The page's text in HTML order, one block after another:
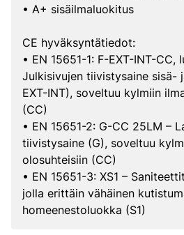
• A+ sisäilmaluokitus
CE hyväksyntätiedot:
• EN 15651-1: F-EXT-INT-CC,
Julkisivujen tiivistysaine sisä-
EXT-INT), soveltuu kylmiin
(CC)
• EN 15651-2: G-CC 25LM –
tiivistysaine (G), soveltuu
olosuhteisiin (CC)
• EN 15651-3: XS1 –
jolla erittäin vähäinen
homeenestoluokka (S1)